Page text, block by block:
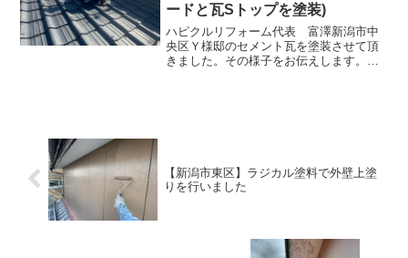
ードと瓦Sトップを塗装)
ハピクルリフォーム代表 富澤新潟市中
央区Ｙ様邸のセメント瓦を塗装させて頂
きました。その様子をお伝えします。塗
【新潟市東区】ラジカル塗料で外壁上塗
りを行いました